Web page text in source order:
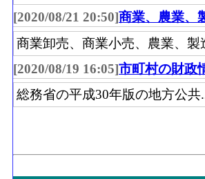
[2020/08/21 20:50]商業、農業、
商業卸売、商業小売、農業、製
[2020/08/19 16:05]市町村の財政
総務省の平成30年版の地方公共